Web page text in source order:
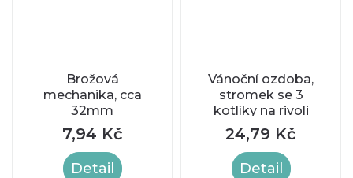
Brožová
mechanika, cca
32mm
7,94 Kč
Detail
Vánoční ozdoba,
stromek se 3
kotlíky na rivoli
6mm, cca
48x42mm
24,79 Kč
Detail